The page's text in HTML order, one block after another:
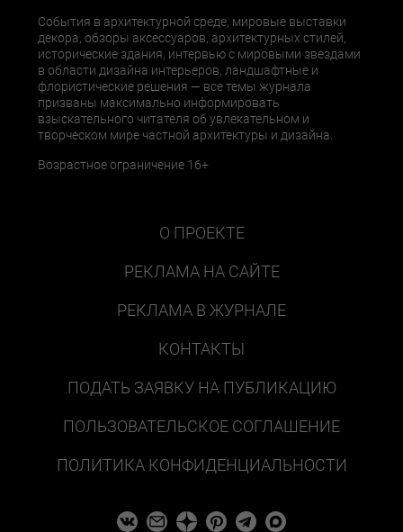
События в архитектурной среде, мировые выставки
декора, обзоры аксессуаров, архитектурных стилей,
исторические здания, интервью с мировыми звездами
в области дизайна интерьеров, ландшафтные и
флористические решения — все темы журнала
призваны максимально информировать
взыскательного читателя об увлекательном и
творческом мире частной архитектуры и дизайна.
Возрастное ограничение 16+
О ПРОЕКТЕ
РЕКЛАМА НА САЙТЕ
РЕКЛАМА В ЖУРНАЛЕ
КОНТАКТЫ
ПОДАТЬ ЗАЯВКУ НА ПУБЛИКАЦИЮ
ПОЛЬЗОВАТЕЛЬСКОЕ СОГЛАШЕНИЕ
ПОЛИТИКА КОНФИДЕНЦИАЛЬНОСТИ